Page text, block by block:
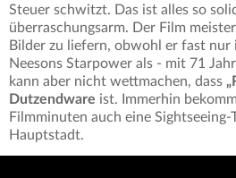
Steuer schwitzt. Das ist alles so
überraschungsarm. Der Film
Bilder zu liefern, obwohl er fast nur
Neesons Starpower als - mit 71
kann aber nicht wettmachen, dass
Dutzendware ist. Immerhin
Filmminuten auch eine
Hauptstadt.